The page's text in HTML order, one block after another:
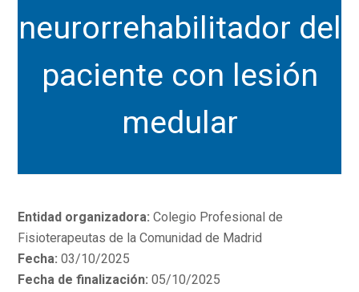
neurorrehabilitador del
paciente con lesión
medular
Entidad organizadora: Colegio Profesional de
Fisioterapeutas de la Comunidad de Madrid
Fecha: 03/10/2025
Fecha de finalización: 05/10/2025